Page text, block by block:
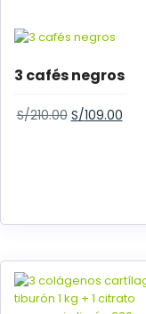
3 cafés negros
S/210.00 S/109.00